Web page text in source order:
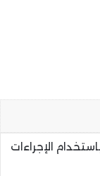
الإجراءات